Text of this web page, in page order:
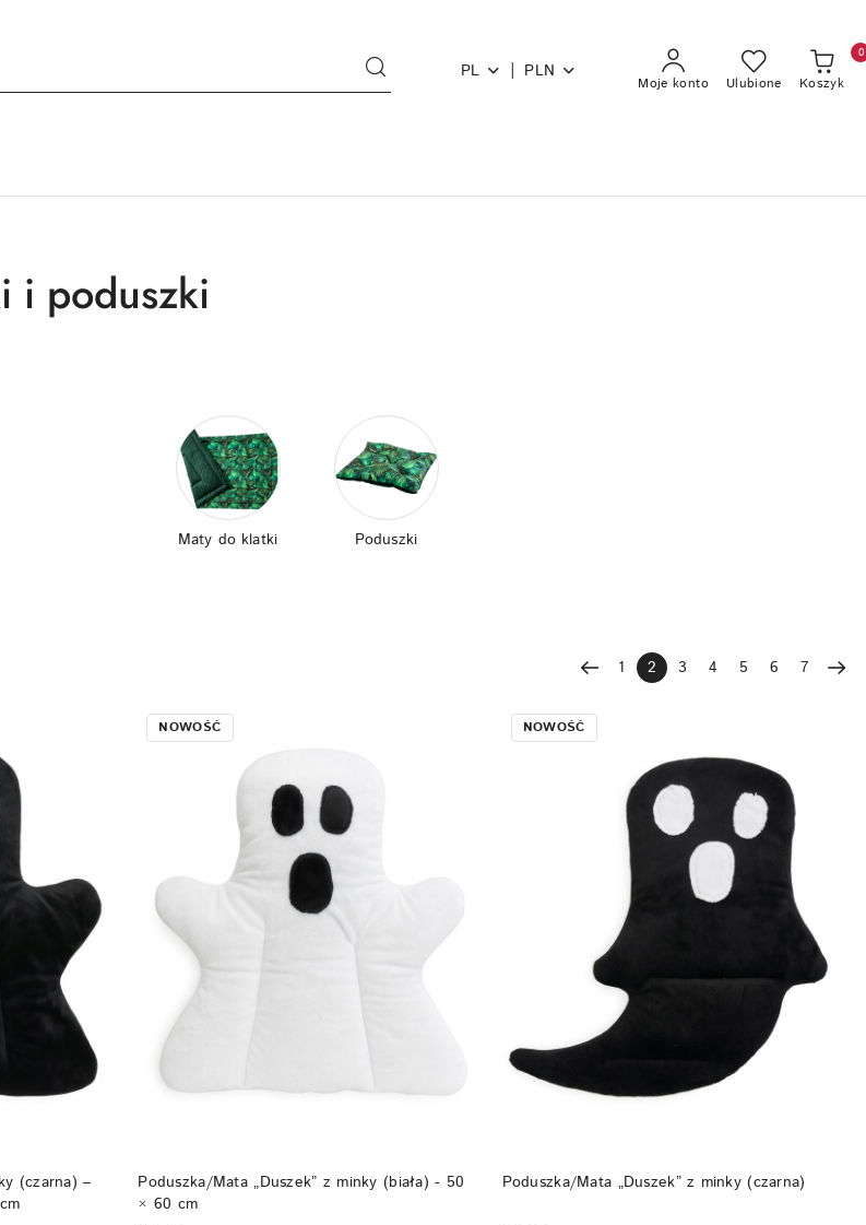
PL | PLN
Moje konto Ulubione Koszyk
0
i poduszki
Maty do klatki Poduszki
1 2 3 4 5 6 7
(czarna) –
Poduszka/Mata „Duszek” z minky (biała) - 50
× 60 cm
NOWOŚĆ
DO KOSZYKA Poduszka/Mata „Duszek” z minky (czarna)
NOWOŚĆ
DO KOSZYKA